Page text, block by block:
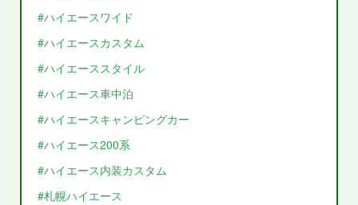
#ハイエースワイド
#ハイエースカスタム
#ハイエーススタイル
#ハイエース車中泊
#ハイエースキャンピングカー
#ハイエース200系
#ハイエース内装カスタム
#札幌ハイエース